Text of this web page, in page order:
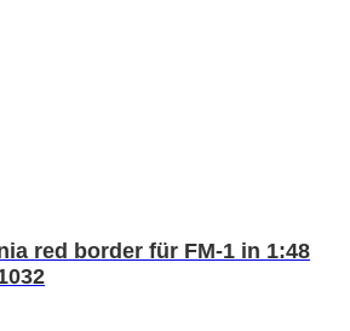
red border für FM-1 in 1:48